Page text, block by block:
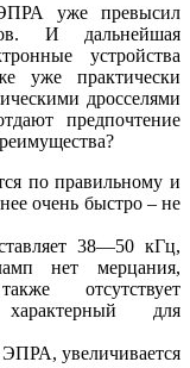
уже превысил
И дальнейшая
устройства
уже практически
дросселями
предпочтение
по правильному и
очень быстро – не
38—50 кГц,
нет мерцания,
отсутствует
характерный для
увеличивается